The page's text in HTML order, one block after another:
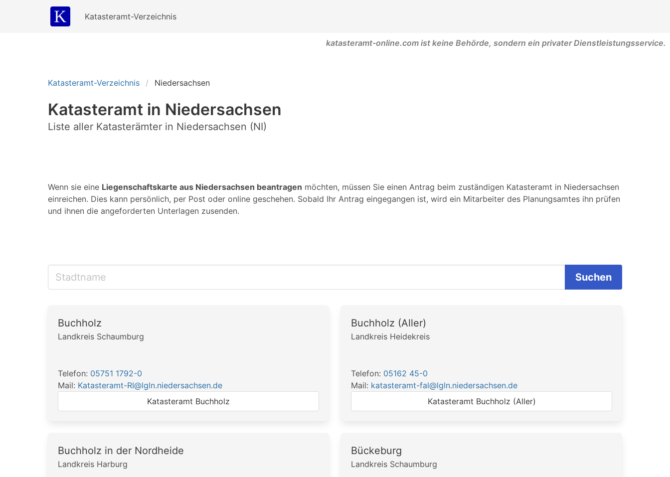
Katasteramt-Verzeichnis
katasteramt-online.com ist keine Behörde, sondern ein privater Dienstleistungsservice.
Katasteramt-Verzeichnis Niedersachsen
Katasteramt in Niedersachsen
Liste aller Katasterämter in Niedersachsen (NI)
Wenn sie eine Liegenschaftskarte aus Niedersachsen beantragen möchten, müssen Sie einen Antrag beim zuständigen Katasteramt in Niedersachsen
einreichen. Dies kann persönlich, per Post oder online geschehen. Sobald Ihr Antrag eingegangen ist, wird ein Mitarbeiter des Planungsamtes ihn prüfen
und ihnen die angeforderten Unterlagen zusenden.
Suchen
Buchholz
Landkreis Schaumburg
Telefon: 05751 1792-0
Mail: Katasteramt-RI@lgln.niedersachsen.de
Katasteramt Buchholz
Buchholz (Aller)
Landkreis Heidekreis
Telefon: 05162 45-0
Mail: katasteramt-fal@lgln.niedersachsen.de
Katasteramt Buchholz (Aller)
Buchholz in der Nordheide
Landkreis Harburg
Bückeburg
Landkreis Schaumburg